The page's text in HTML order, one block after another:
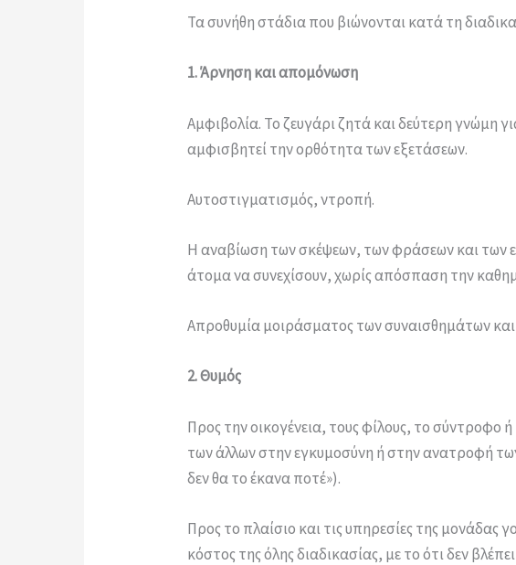
Τα συνήθη στάδια που βιώνονται κατά τη
1. Άρνηση και απομόνωση
Αμφιβολία. Το ζευγάρι ζητά και δεύτερη γνώμη
αμφισβητεί την ορθότητα των εξετάσεων.
Αυτοστιγματισμός, ντροπή.
Η αναβίωση των σκέψεων, των φράσεων και των
άτομα να συνεχίσουν, χωρίς απόσπαση την
Απροθυμία μοιράσματος των συναισθημάτων
2. Θυμός
Προς την οικογένεια, τους φίλους, το σύντροφο
των άλλων στην εγκυμοσύνη ή στην ανατροφή των
δεν θα το έκανα ποτέ»).
Προς το πλαίσιο και τις υπηρεσίες της μονάδας
κόστος της όλης διαδικασίας, με το ότι δεν